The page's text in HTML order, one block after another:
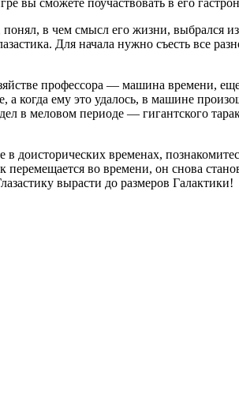
в чем смысл его жизни, выбрался
Для начала нужно съесть все
профессора — машина времени,
а когда ему это удалось, в машине
в меловом периоде — гигантского
в доисторических временах,
перемещается во времени, он снова
вырасти до размеров Галактики!